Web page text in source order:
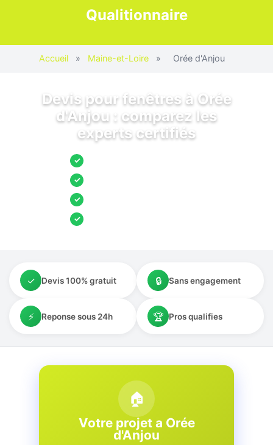
Qualitionnaire
Accueil » Maine-et-Loire » Orée d'Anjou
Devis pour fenêtres à Orée
d'Anjou : comparez les
experts certifiés
✓
✓
✓
✓
✓ Devis 100% gratuit 🔒 Sans engagement
⚡ Reponse sous 24h 🏆 Pros qualifies
🏠
Votre projet a Orée
d'Anjou